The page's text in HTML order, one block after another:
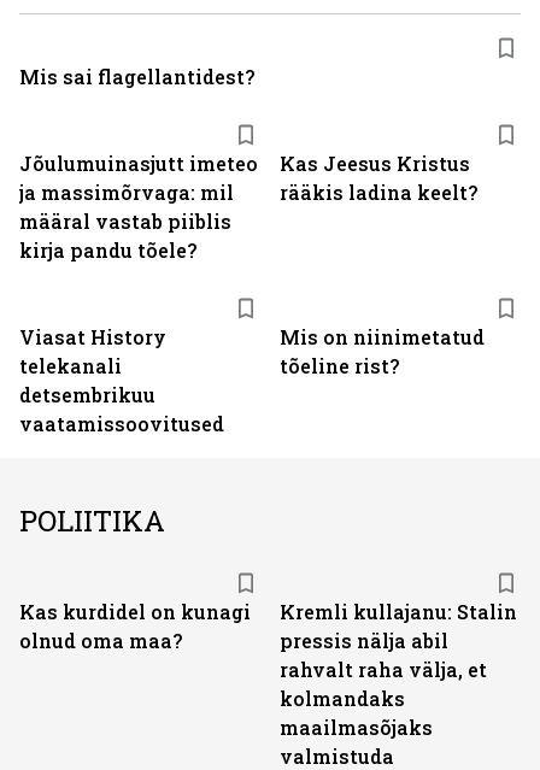
Jõulumuinasjutt imeteo
ja massimõrvaga: mil
määral vastab piiblis
kirja pandu tõele?
Kas Jeesus Kristus
rääkis ladina keelt?
Viasat History
telekanali
detsembrikuu
vaatamissoovitused
Mis on niinimetatud
tõeline rist?
Mis sai flagellantidest?
POLIITIKA
Kas kurdidel on kunagi
olnud oma maa?
Kremli kullajanu: Stalin
pressis nälja abil
rahvalt raha välja, et
kolmandaks
maailmasõjaks
valmistuda